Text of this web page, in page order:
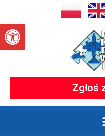
Otwórz
Zgłoś